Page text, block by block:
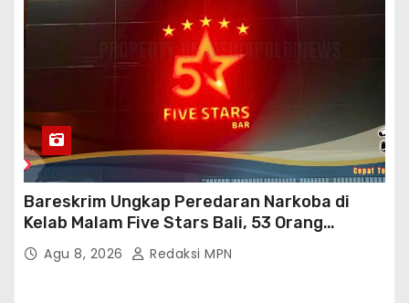
Bareskrim Ungkap Peredaran Narkoba di
Kelab Malam Five Stars Bali, 53 Orang
Diamankan
Agu 8, 2026 Redaksi MPN